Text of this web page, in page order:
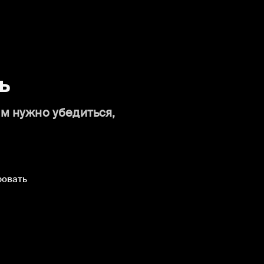
нужно убедиться,